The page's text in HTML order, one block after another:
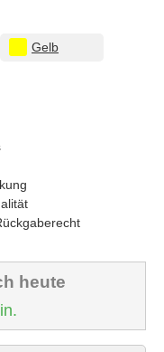
Gelb
heute